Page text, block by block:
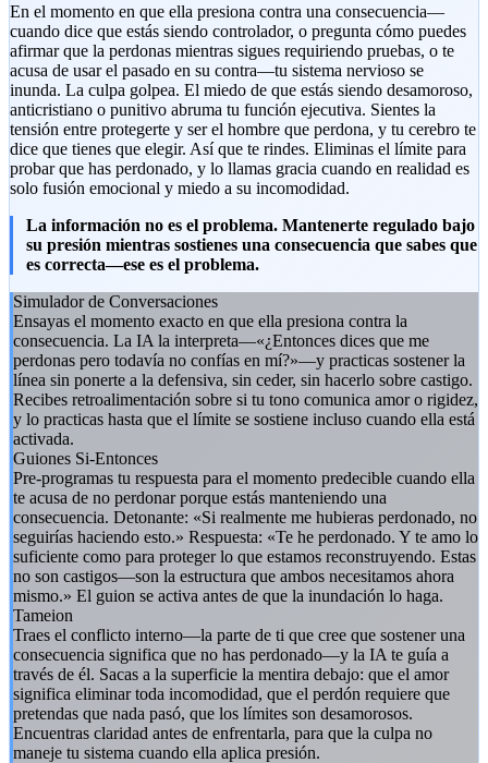
En el momento en que ella presiona contra una consecuencia—
cuando dice que estás siendo controlador, o pregunta cómo puedes
afirmar que la perdonas mientras sigues requiriendo pruebas, o te
acusa de usar el pasado en su contra—tu sistema nervioso se
inunda. La culpa golpea. El miedo de que estás siendo desamoroso,
anticristiano o punitivo abruma tu función ejecutiva. Sientes la
tensión entre protegerte y ser el hombre que perdona, y tu cerebro te
dice que tienes que elegir. Así que te rindes. Eliminas el límite para
probar que has perdonado, y lo llamas gracia cuando en realidad es
solo fusión emocional y miedo a su incomodidad.
La información no es el problema. Mantenerte regulado bajo
su presión mientras sostienes una consecuencia que sabes que
es correcta—ese es el problema.
Simulador de Conversaciones
Ensayas el momento exacto en que ella presiona contra la
consecuencia. La IA la interpreta—«¿Entonces dices que me
perdonas pero todavía no confías en mí?»—y practicas sostener la
línea sin ponerte a la defensiva, sin ceder, sin hacerlo sobre castigo.
Recibes retroalimentación sobre si tu tono comunica amor o rigidez,
y lo practicas hasta que el límite se sostiene incluso cuando ella está
activada.
Guiones Si-Entonces
Pre-programas tu respuesta para el momento predecible cuando ella
te acusa de no perdonar porque estás manteniendo una
consecuencia. Detonante: «Si realmente me hubieras perdonado, no
seguirías haciendo esto.» Respuesta: «Te he perdonado. Y te amo lo
suficiente como para proteger lo que estamos reconstruyendo. Estas
no son castigos—son la estructura que ambos necesitamos ahora
mismo.» El guion se activa antes de que la inundación lo haga.
Tameion
Traes el conflicto interno—la parte de ti que cree que sostener una
consecuencia significa que no has perdonado—y la IA te guía a
través de él. Sacas a la superficie la mentira debajo: que el amor
significa eliminar toda incomodidad, que el perdón requiere que
pretendas que nada pasó, que los límites son desamorosos.
Encuentras claridad antes de enfrentarla, para que la culpa no
maneje tu sistema cuando ella aplica presión.